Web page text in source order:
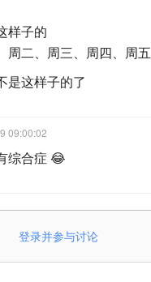
样子的
周二、周三、周四、周五
是这样子的了
09:00:02
综合症 😂
登录并参与讨论